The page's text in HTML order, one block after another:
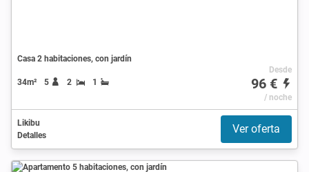
Casa 2 habitaciones, con jardín
34m² 5 2 1
Desde
96 €
/ noche
Likibu
Detalles
Ver oferta